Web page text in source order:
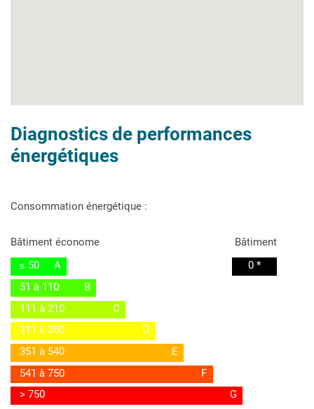
Diagnostics de performances
énergétiques
Consommation énergétique :
Bâtiment économe
Bâtiment
≤ 50
A
0 *
51 à 110
B
111 à 210
C
211 à 350
D
351 à 540
E
541 à 750
F
> 750
G